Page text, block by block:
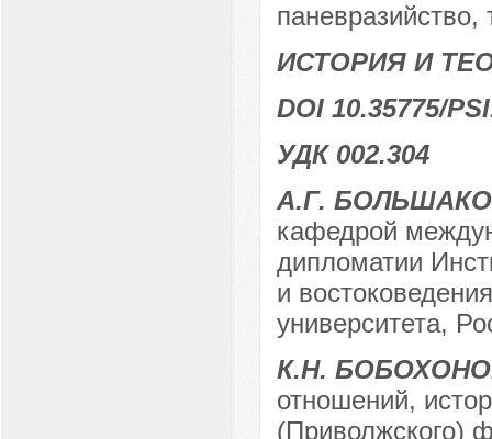
паневразийство,
ИСТОРИЯ И
DOI 10.35775/
УДК 002.304
А.Г.
кафедрой
дипломатии
и
университета,
К.Н.
отношений,
(Приволжского)